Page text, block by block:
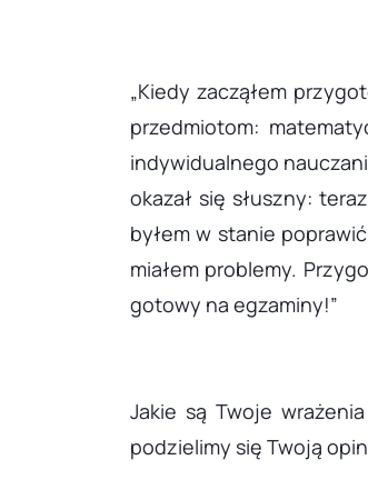
„Kiedy zacząłem
przedmiotom:
indywidualnego
okazał się słuszny:
byłem w stanie
miałem problemy.
gotowy na egzaminy!”
Jakie są Twoje
podzielimy się Twoją